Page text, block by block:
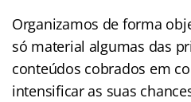
Organizamos de forma
só material algumas das
conteúdos cobrados em
intensificar as suas